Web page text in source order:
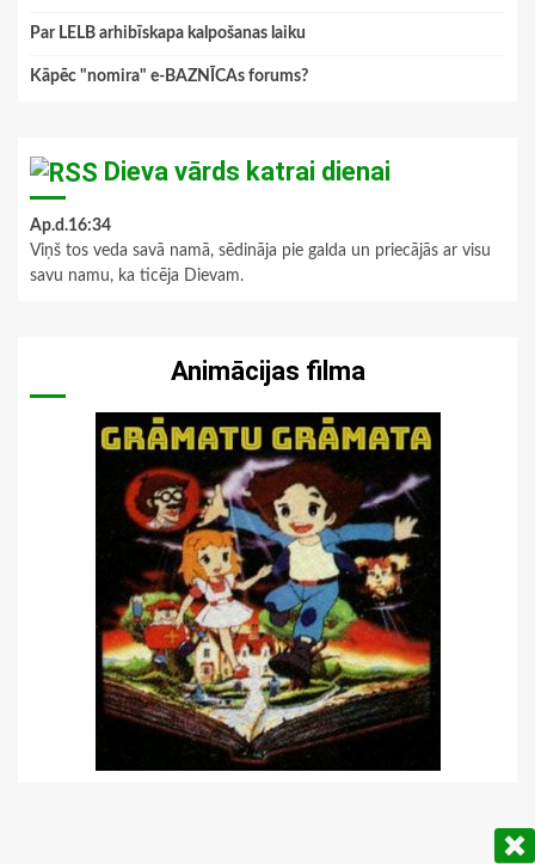
Par LELB arhibīskapa kalpošanas laiku
Kāpēc "nomira" e-BAZNĪCAs forums?
Dieva vārds katrai dienai
Ap.d.16:34
Viņš tos veda savā namā, sēdināja pie galda un priecājās ar visu
savu namu, ka ticēja Dievam.
Animācijas filma